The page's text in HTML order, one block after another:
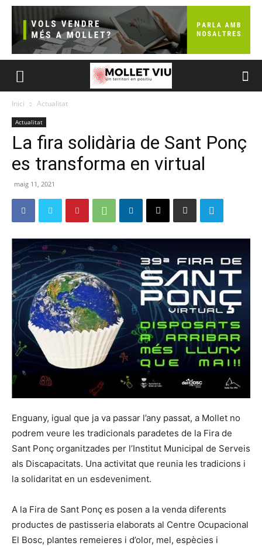
Inici Actualitat
Actualitat
La fira solidària de Sant Ponç
es transforma en virtual
maig 11, 2021
Enguany, igual que ja va passar l’any passat, a Mollet no
podrem veure les tradicionals paradetes de la Fira de
Sant Ponç organitzades per l’Institut Municipal de Serveis
als Discapacitats. Una activitat que reunia les tradicions i
la solidaritat en un esdeveniment.
A la Fira de Sant Ponç es posen a la venda diferents
productes de pastisseria elaborats al Centre Ocupacional
El Bosc, plantes remeieres i d’olor, mel, espècies i